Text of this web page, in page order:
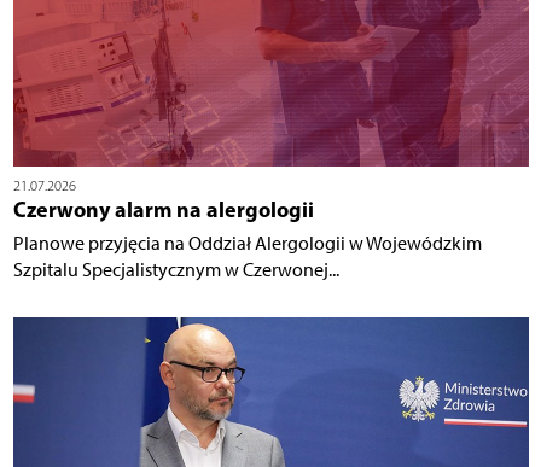
21.07.2026
Czerwony alarm na alergologii
Planowe przyjęcia na Oddział Alergologii w Wojewódzkim
Szpitalu Specjalistycznym w Czerwonej...